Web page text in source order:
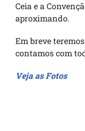
Ceia e a
aproximando.
Em breve
contamos com
Veja as Fotos